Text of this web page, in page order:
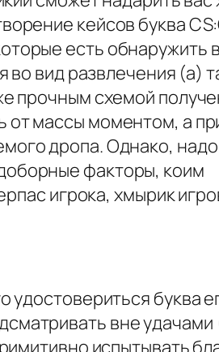
кейсов буква
есть обнаружить
во вид развлечения (а)
прочным схемой
от массы моментом, а
дропа. Однако,
факторы, коим
игрока, хмырик
буква
вне